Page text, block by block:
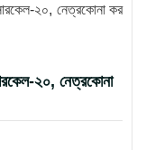
২০, নেত্রকোনা কর
২০, নেত্রকোনা